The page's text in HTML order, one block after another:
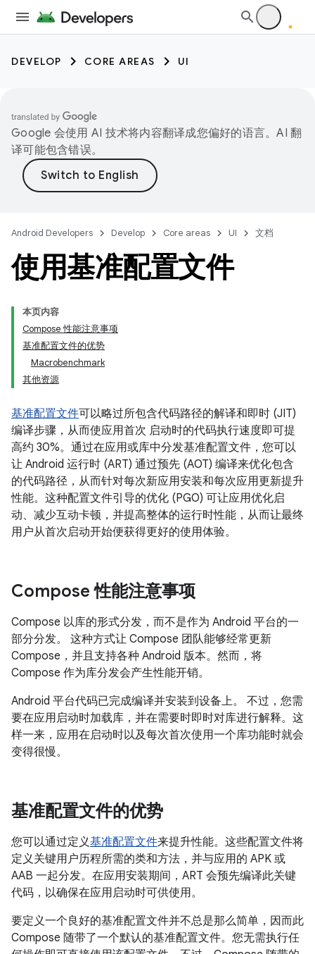
DEVELOP CORE AREAS UI
Google 会使用 AI 技术将内容翻译成您偏好的语言。AI 翻
译可能包含错误。
Android Developers Develop Core areas UI 文档
使用基准配置文件
本页内容
Compose 性能注意事项
基准配置文件的优势
Macrobenchmark
其他资源
基准配置文件可以略过所包含代码路径的解译和即时 (JIT)
编译步骤，从而使应用首次 启动时的代码执行速度即可提
高约 30%。通过在应用或库中分发基准配置文件，您可以
让 Android 运行时 (ART) 通过预先 (AOT) 编译来优化包含
的代码路径，从而针对每次新应用安装和每次应用更新提升
性能。这种配置文件引导的优化 (PGO) 可让应用优化启
动、减少互动卡顿，并提高整体的运行时性能，从而让最终
用户从首次启动开始便获得更好的使用体验。
Compose 性能注意事项
Compose 以库的形式分发，而不是作为 Android 平台的一
部分分发。 这种方式让 Compose 团队能够经常更新
Compose，并且支持各种 Android 版本。然而，将
Compose 作为库分发会产生性能开销。
Android 平台代码已完成编译并安装到设备上。 不过，您需
要在应用启动时加载库，并在需要时即时对库进行解释。这
样一来，应用在启动时以及每次首次使用一个库功能时就会
变得很慢。
基准配置文件的优势
您可以通过定义基准配置文件来提升性能。这些配置文件将
定义关键用户历程所需的类和方法，并与应用的 APK 或
AAB 一起分发。在应用安装期间，ART 会预先编译此关键
代码，以确保在应用启动时可供使用。
要定义一个良好的基准配置文件并不总是那么简单，因而此
Compose 随带了一个默认的基准配置文件。您无需执行任